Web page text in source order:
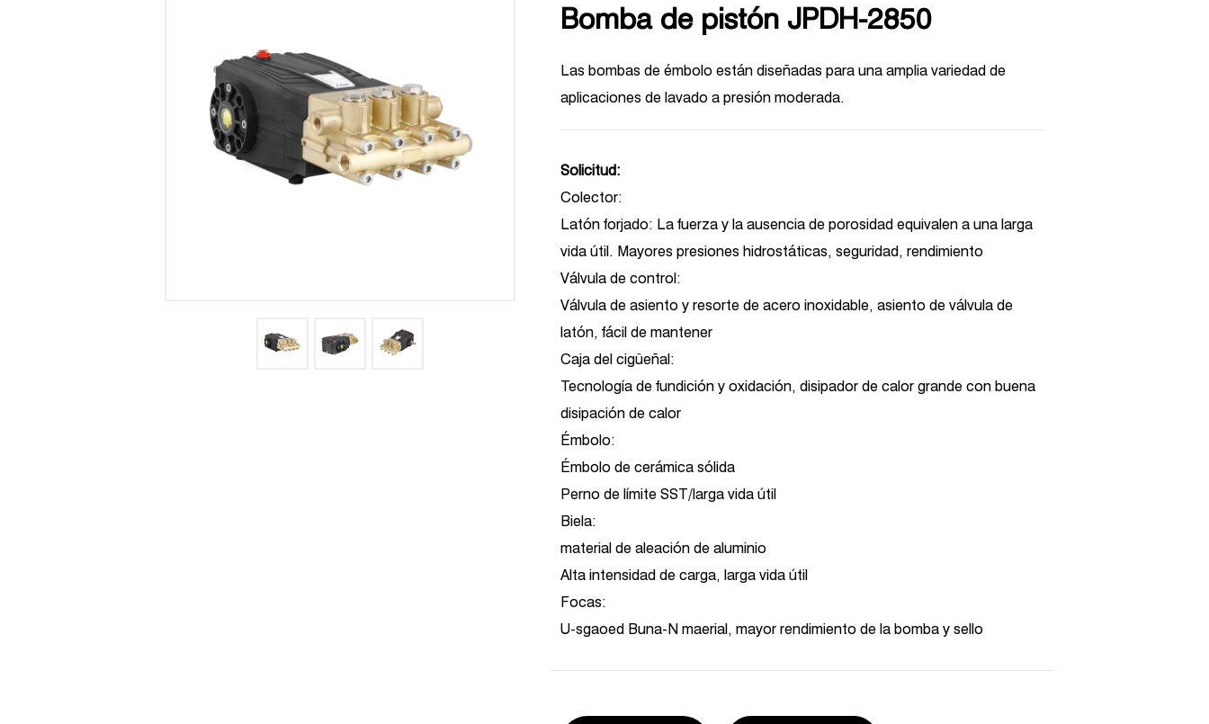
Bomba de pistón JPDH-2850
Las bombas de émbolo están diseñadas para una amplia variedad de
aplicaciones de lavado a presión moderada.
Solicitud:
Colector:
Latón forjado: La fuerza y ​​la ausencia de porosidad equivalen a una larga
vida útil. Mayores presiones hidrostáticas, seguridad, rendimiento
Válvula de control:
Válvula de asiento y resorte de acero inoxidable, asiento de válvula de
latón, fácil de mantener
Caja del cigüeñal:
Tecnología de fundición y oxidación, disipador de calor grande con buena
disipación de calor
Émbolo:
Émbolo de cerámica sólida
Perno de límite SST/larga vida útil
Biela:
material de aleación de aluminio
Alta intensidad de carga, larga vida útil
Focas:
U-sgaoed Buna-N maerial, mayor rendimiento de la bomba y sello